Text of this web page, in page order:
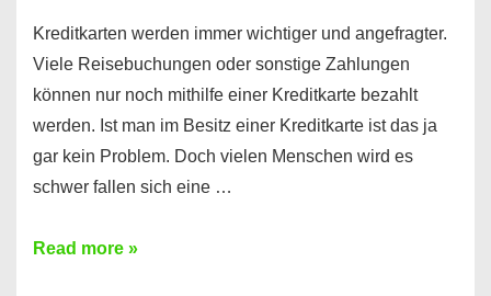
Kreditkarten werden immer wichtiger und angefragter.
Viele Reisebuchungen oder sonstige Zahlungen
können nur noch mithilfe einer Kreditkarte bezahlt
werden. Ist man im Besitz einer Kreditkarte ist das ja
gar kein Problem. Doch vielen Menschen wird es
schwer fallen sich eine …
Kreditkarte
Read more »